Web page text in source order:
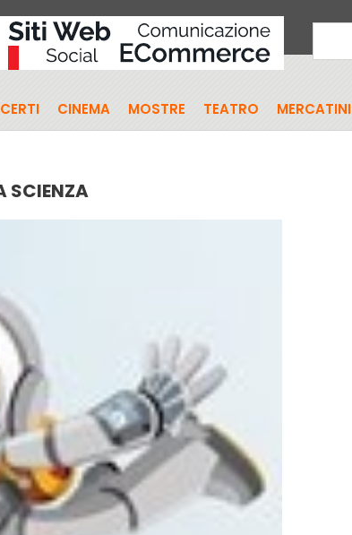
CINEMA MOSTRE TEATRO MERCATINI
SCIENZA